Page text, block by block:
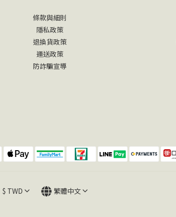
條款與細則
隱私政策
退換貨政策
運送政策
防詐騙宣導
$ TWD 繁體中文